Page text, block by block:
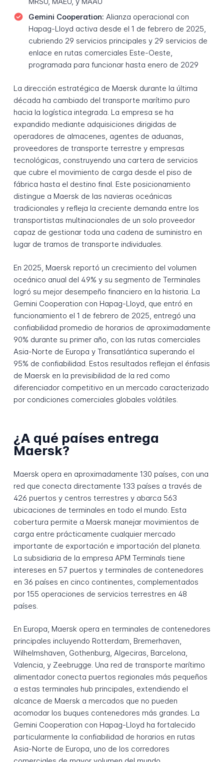
Gemini Cooperation: Alianza operacional con
Hapag-Lloyd activa desde el 1 de febrero de 2025,
cubriendo 29 servicios principales y 29 servicios de
enlace en rutas comerciales Este-Oeste,
programada para funcionar hasta enero de 2029
La dirección estratégica de Maersk durante la última
década ha cambiado del transporte marítimo puro
hacia la logística integrada. La empresa se ha
expandido mediante adquisiciones dirigidas de
operadores de almacenes, agentes de aduanas,
proveedores de transporte terrestre y empresas
tecnológicas, construyendo una cartera de servicios
que cubre el movimiento de carga desde el piso de
fábrica hasta el destino final. Este posicionamiento
distingue a Maersk de las navieras oceánicas
tradicionales y refleja la creciente demanda entre los
transportistas multinacionales de un solo proveedor
capaz de gestionar toda una cadena de suministro en
lugar de tramos de transporte individuales.
En 2025, Maersk reportó un crecimiento del volumen
oceánico anual del 4.9% y su segmento de Terminales
logró su mejor desempeño financiero en la historia. La
Gemini Cooperation con Hapag-Lloyd, que entró en
funcionamiento el 1 de febrero de 2025, entregó una
confiabilidad promedio de horarios de aproximadamente
90% durante su primer año, con las rutas comerciales
Asia-Norte de Europa y Transatlántica superando el
95% de confiabilidad. Estos resultados reflejan el énfasis
de Maersk en la previsibilidad de la red como
diferenciador competitivo en un mercado caracterizado
por condiciones comerciales globales volátiles.
¿A qué países entrega
Maersk?
Maersk opera en aproximadamente 130 países, con una
red que conecta directamente 133 países a través de
426 puertos y centros terrestres y abarca 563
ubicaciones de terminales en todo el mundo. Esta
cobertura permite a Maersk manejar movimientos de
carga entre prácticamente cualquier mercado
importante de exportación e importación del planeta.
La subsidiaria de la empresa APM Terminals tiene
intereses en 57 puertos y terminales de contenedores
en 36 países en cinco continentes, complementados
por 155 operaciones de servicios terrestres en 48
países.
En Europa, Maersk opera en terminales de contenedores
principales incluyendo Rotterdam, Bremerhaven,
Wilhelmshaven, Gothenburg, Algeciras, Barcelona,
Valencia, y Zeebrugge. Una red de transporte marítimo
alimentador conecta puertos regionales más pequeños
a estas terminales hub principales, extendiendo el
alcance de Maersk a mercados que no pueden
acomodar los buques contenedores más grandes. La
Gemini Cooperation con Hapag-Lloyd ha fortalecido
particularmente la confiabilidad de horarios en rutas
Asia-Norte de Europa, uno de los corredores